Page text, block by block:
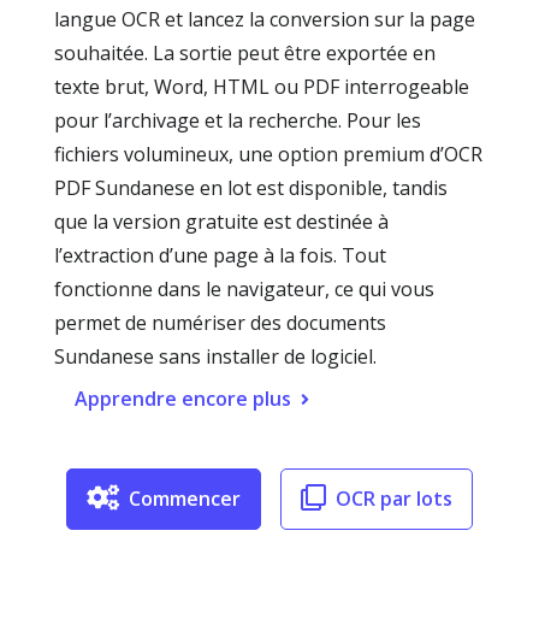
langue OCR et lancez la conversion sur la page
souhaitée. La sortie peut être exportée en
texte brut, Word, HTML ou PDF interrogeable
pour l’archivage et la recherche. Pour les
fichiers volumineux, une option premium d’OCR
PDF Sundanese en lot est disponible, tandis
que la version gratuite est destinée à
l’extraction d’une page à la fois. Tout
fonctionne dans le navigateur, ce qui vous
permet de numériser des documents
Sundanese sans installer de logiciel.
Apprendre encore plus
Commencer OCR par lots